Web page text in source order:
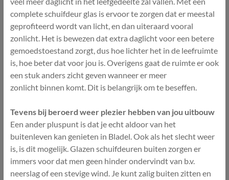
complete schuifdeur glas is ervoor te zorgen dat er meestal
geprofiteerd wordt van licht, en dan uiteraard vooral
zonlicht. Het is bewezen dat extra daglicht voor een betere
gemoedstoestand zorgt, dus hoe lichter het in de leefruimte
is, hoe beter dat voor jou is. Overigens gaat de ruimte er ook
een stuk anders zicht geven wanneer er meer
zonlicht binnen komt. Dit is belangrijk om te beseffen.
Tevens bij beroerd weer plezier hebben van jou uitbouw
Een ander pluspunt is dat je echt aldoor van het
buitenleven kan genieten in Bladel. Ook als het slecht weer
is, is dit mogelijk. Glazen schuifdeuren buiten zorgen er
immers voor dat men geen hinder ondervindt van b.v.
neerslag of een stevige wind. Je kunt zalig buiten zitten en